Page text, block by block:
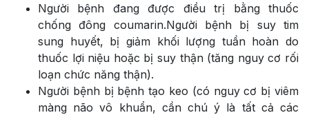
Người bệnh đang được điều trị bằng thuốc
chống đông coumarin.Người bệnh bị suy tim
sung huyết, bị giảm khối lượng tuần hoàn do
thuốc lợi niệu hoặc bị suy thận (tăng nguy cơ rối
loạn chức năng thận).
Người bệnh bị bệnh tạo keo (có nguy cơ bị viêm
màng não vô khuẩn, cần chú ý là tất cả các